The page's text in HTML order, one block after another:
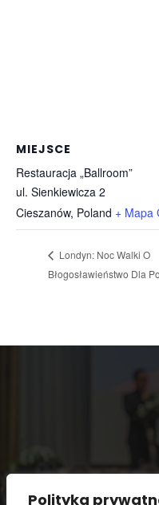
Polityka
MIEJSCE
Restauracja „Ballroom”
ul. Sienkiewicza 2
Cieszanów, Poland + Mapa
Londyn: Noc Walki O
Błogosławieństwo Dla